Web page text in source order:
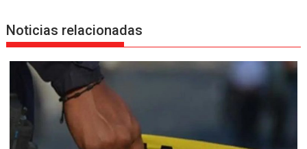
Noticias relacionadas